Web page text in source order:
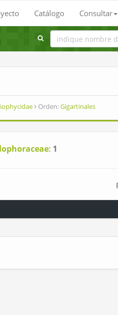
Catálogo Consultar
Orden:Gigartinales
: 1